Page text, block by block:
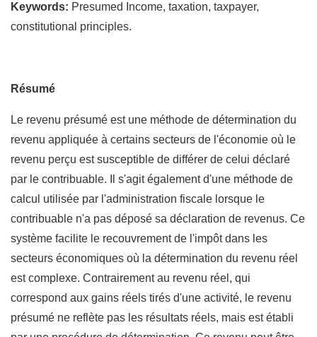
Keywords: Presumed Income, taxation, taxpayer,
constitutional principles.
Résumé
Le revenu présumé est une méthode de détermination du
revenu appliquée à certains secteurs de l'économie où le
revenu perçu est susceptible de différer de celui déclaré
par le contribuable. Il s'agit également d'une méthode de
calcul utilisée par l'administration fiscale lorsque le
contribuable n'a pas déposé sa déclaration de revenus. Ce
système facilite le recouvrement de l'impôt dans les
secteurs économiques où la détermination du revenu réel
est complexe. Contrairement au revenu réel, qui
correspond aux gains réels tirés d'une activité, le revenu
présumé ne reflète pas les résultats réels, mais est établi